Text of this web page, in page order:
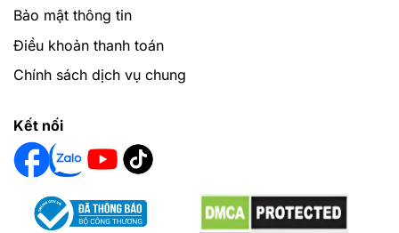
Bảo mật thông tin
Điều khoản thanh toán
Chính sách dịch vụ chung
Kết nối